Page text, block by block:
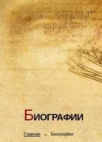
БИОГРАФИИ
Главная→ Биографии